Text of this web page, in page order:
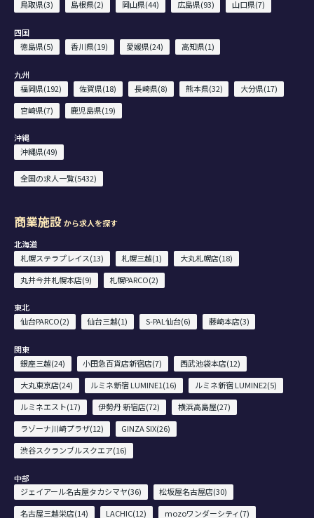
鳥取県(3) 島根県(2) 岡山県(44) 広島県(93) 山口県(7)
四国
徳島県(5)
香川県(19) 愛媛県(24) 高知県(1)
九州
福岡県(192)
佐賀県(18) 長崎県(8) 熊本県(32)
大分県(17)
宮崎県(7)
鹿児島県(19)
沖縄
沖縄県(49)
全国の求人一覧(5432)
商業施設から求人を探す
北海道
札幌ステラプレイス(13)
札幌三越(1)
大丸札幌店(18)
丸井今井札幌本店(9)
札幌PARCO(2)
東北
仙台PARCO(2)
仙台三越(1) S-PAL仙台(6) 藤崎本店(3)
関東
銀座三越(24)
小田急百貨店新宿店(7)
西武池袋本店(12)
大丸東京店(24)
ルミネ新宿 LUMINE1(16)
ルミネ新宿 LUMINE2(5)
ルミネエスト(17)
伊勢丹 新宿店(72)
横浜高島屋(27)
ラゾーナ川崎プラザ(12)
GINZA SIX(26)
渋谷スクランブルスクエア(16)
中部
ジェイアール名古屋タカシマヤ(36)
松坂屋名古屋店(30)
名古屋三越栄店(14)
LACHIC(12)
mozoワンダーシティ(7)